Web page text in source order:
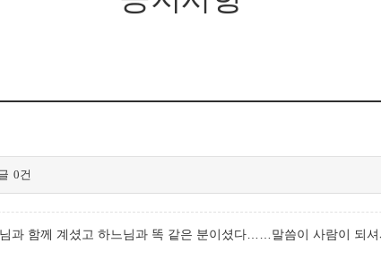
0건
과 함께 계셨고 하느님과 똑 같은 분이셨다……말씀이 사람이 되